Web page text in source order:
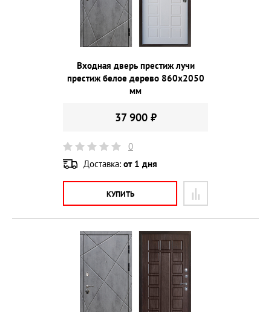
Входная дверь престиж лучи
престиж белое дерево 860х2050
мм
37 900 ₽
0
Доставка: от 1 дня
КУПИТЬ